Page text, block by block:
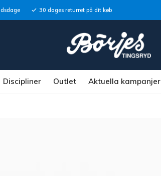
30 dages returret på dit køb
Discipliner Outlet Aktuella kampanjer